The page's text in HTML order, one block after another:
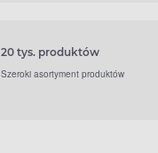
20 tys. produktów
Szeroki asortyment produktów